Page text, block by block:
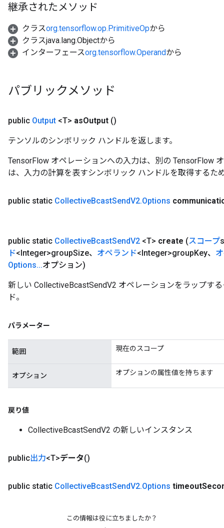
継承されたメソッド
クラスorg.tensorflow.op.PrimitiveOpから
クラスjava.lang.Objectから
インターフェースorg.tensorflow.Operandから
パブリックメソッド
public Output <T> asOutput ()
テンソルのシンボリック ハンドルを返します。
TensorFlow オペレーションへの入力は、別の TensorFlow
は、入力の計算を表すシンボリック ハンドルを取得するた
public static CollectiveBcastSendV2.Options
public static CollectiveBcastSendV2 <T> create (スコープ
ド<Integer>groupSize、 オペランド<Integer>groupKey、
Options...オプション)
新しい CollectiveBcastSendV2 オペレーションをラップす
ド。
パラメーター
範囲 現在のスコープ
オプション オプションの属性値を持ちます
戻り値
CollectiveBcastSendV2 の新しいインスタンス
public出力<T>データ()
public static CollectiveBcastSendV2.Options timeout
この情報は役に立ちましたか？